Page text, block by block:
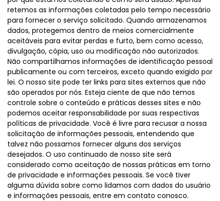
retemos as informações coletadas pelo tempo necessário
para fornecer o serviço solicitado. Quando armazenamos
dados, protegemos dentro de meios comercialmente
aceitáveis para evitar perdas e furto, bem como acesso,
divulgação, cópia, uso ou modificação não autorizados.
Não compartilhamos informações de identificação pessoal
publicamente ou com terceiros, exceto quando exigido por
lei. O nosso site pode ter links para sites externos que não
são operados por nós. Esteja ciente de que não temos
controle sobre o conteúdo e práticas desses sites e não
podemos aceitar responsabilidade por suas respectivas
políticas de privacidade. Você é livre para recusar a nossa
solicitação de informações pessoais, entendendo que
talvez não possamos fornecer alguns dos serviços
desejados. O uso continuado de nosso site será
considerado como aceitação de nossas práticas em torno
de privacidade e informações pessoais. Se você tiver
alguma dúvida sobre como lidamos com dados do usuário
e informações pessoais, entre em contato conosco.